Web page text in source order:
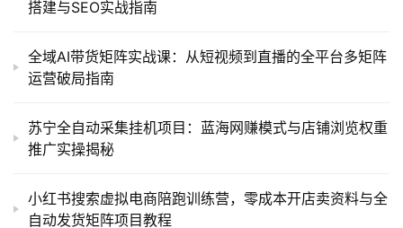
搭建与SEO实战指南
全域AI带货矩阵实战课：从短视频到直播的全平台多矩阵
运营破局指南
苏宁全自动采集挂机项目：蓝海网赚模式与店铺浏览权重
推广实操揭秘
小红书搜索虚拟电商陪跑训练营，零成本开店卖资料与全
自动发货矩阵项目教程